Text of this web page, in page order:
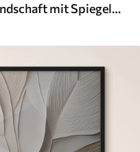
Ruhige Berglandschaft mit Spiegelung im Wasser